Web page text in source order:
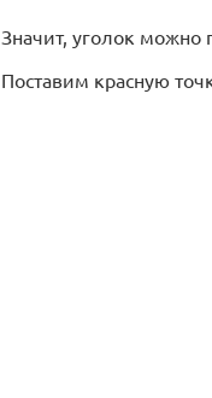
Значит, уголок можно
Поставим красную